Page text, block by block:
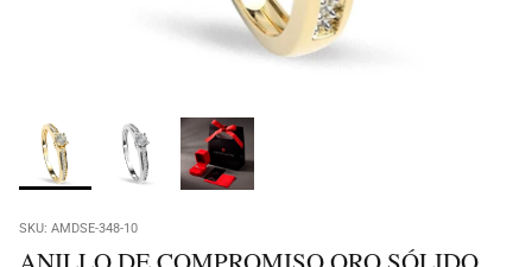
SKU: AMDSE-348-10